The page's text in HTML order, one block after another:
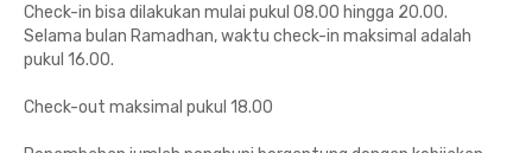
Check-in bisa dilakukan mulai pukul 08.00 hingga 20.00.
Selama bulan Ramadhan, waktu check-in maksimal adalah
pukul 16.00.
Check-out maksimal pukul 18.00